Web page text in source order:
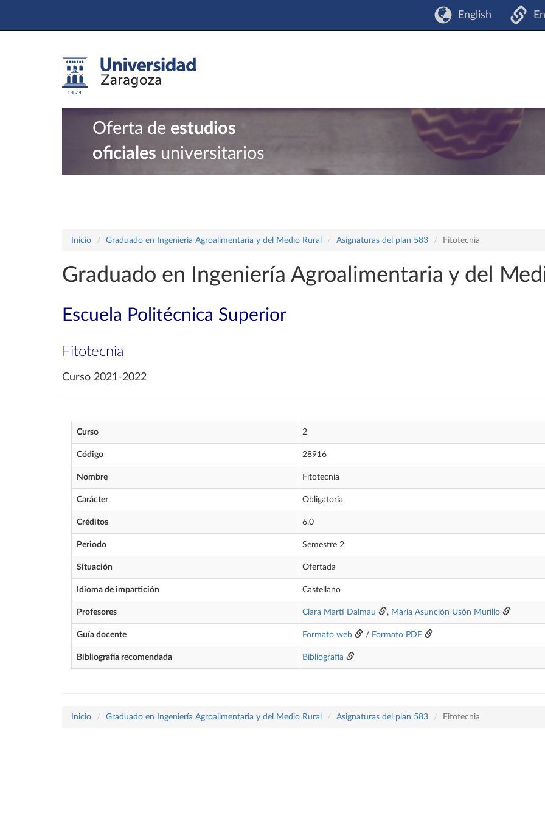
English
Oferta de estudios
oficiales universitarios
Inicio Graduado en Ingeniería Agroalimentaria y del Medio Rural Asignaturas del plan 583 Fitotecnia
Graduado en Ingeniería Agroalimentaria y del
Escuela Politécnica Superior
Fitotecnia
Curso 2021-2022
Curso 2
Código 28916
Nombre Fitotecnia
Carácter Obligatoria
Créditos 6,0
Periodo Semestre 2
Situación Ofertada
Idioma de impartición Castellano
Profesores Clara Martí Dalmau , María Asunción Usón Murillo
Guía docente Formato web / Formato PDF
Bibliografía recomendada Bibliografía
Inicio Graduado en Ingeniería Agroalimentaria y del Medio Rural Asignaturas del plan 583 Fitotecnia